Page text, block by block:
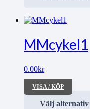
MMcykel1
0.00kr
VISA / KÖP
Välj alternativ